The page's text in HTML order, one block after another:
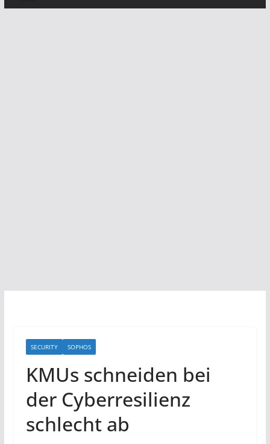
SECURITY SOPHOS
KMUs schneiden bei
der Cyberresilienz
schlecht ab